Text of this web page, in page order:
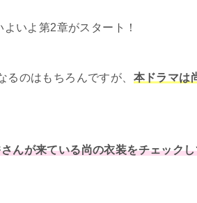
いよ第2章がスタート！
のはもちろんですが、 本ドラマは
んが来ている尚の衣装をチェック